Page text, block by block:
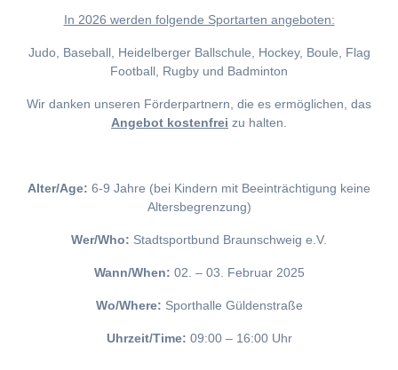
In 2026 werden folgende Sportarten angeboten:
Judo, Baseball, Heidelberger Ballschule, Hockey, Boule, Flag
Football, Rugby und Badminton
Wir danken unseren Förderpartnern, die es ermöglichen, das
Angebot kostenfrei zu halten.
Alter/Age: 6-9 Jahre (bei Kindern mit Beeinträchtigung keine
Altersbegrenzung)
Wer/Who: Stadtsportbund Braunschweig e.V.
Wann/When: 02. – 03. Februar 2025
Wo/Where: Sporthalle Güldenstraße
Uhrzeit/Time: 09:00 – 16:00 Uhr